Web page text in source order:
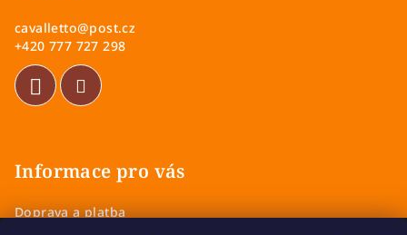
cavalletto@post.cz
+420 777 727 298
Informace pro vás
Doprava a platba